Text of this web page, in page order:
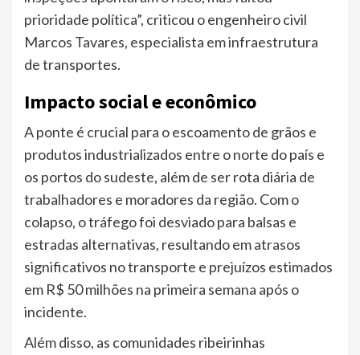
prioridade política”, criticou o engenheiro civil
Marcos Tavares, especialista em infraestrutura
de transportes.
Impacto social e econômico
A ponte é crucial para o escoamento de grãos e
produtos industrializados entre o norte do país e
os portos do sudeste, além de ser rota diária de
trabalhadores e moradores da região. Com o
colapso, o tráfego foi desviado para balsas e
estradas alternativas, resultando em atrasos
significativos no transporte e prejuízos estimados
em R$ 50 milhões na primeira semana após o
incidente.
Além disso, as comunidades ribeirinhas